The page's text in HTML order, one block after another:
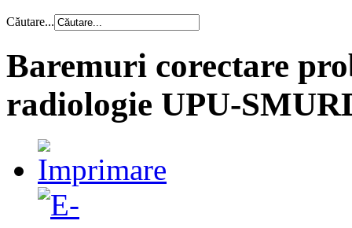
Căutare...
Baremuri corectare
radiologie UPU-